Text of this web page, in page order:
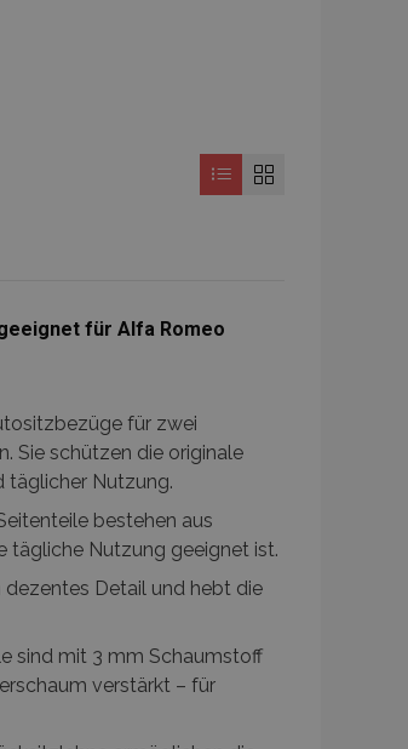
für Alfa Romeo
für zwei
Sie schützen die originale
täglicher Nutzung.
bestehen aus
tägliche Nutzung geeignet ist.
dezentes Detail und hebt die
sind mit 3 mm Schaumstoff
verstärkt – für